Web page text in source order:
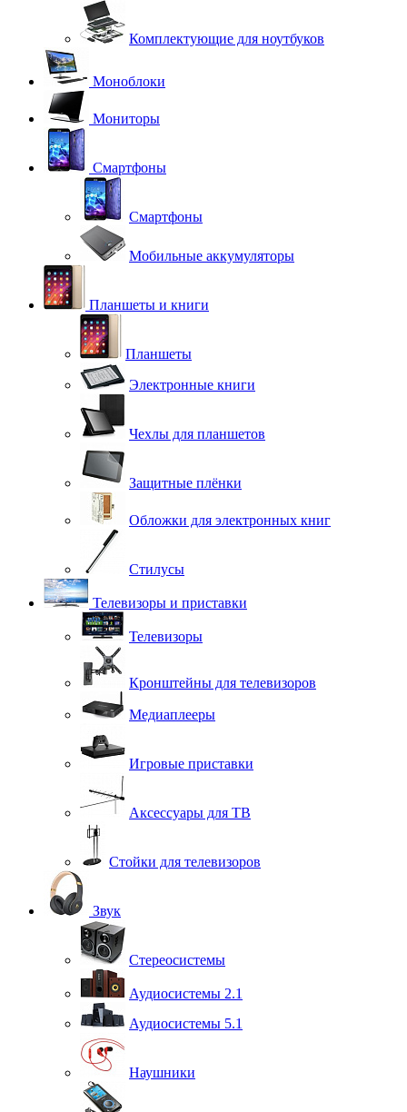
Комплектующие для ноутбуков
Моноблоки
Мониторы
Смартфоны
Смартфоны
Мобильные аккумуляторы
Планшеты и книги
Планшеты
Электронные книги
Чехлы для планшетов
Защитные плёнки
Обложки для электронных книг
Стилусы
Телевизоры и приставки
Телевизоры
Кронштейны для телевизоров
Медиаплееры
Игровые приставки
Аксессуары для ТВ
Стойки для телевизоров
Звук
Стереосистемы
Аудиосистемы 2.1
Аудиосистемы 5.1
Наушники